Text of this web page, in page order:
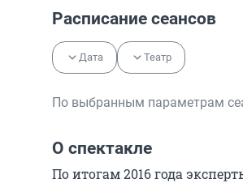
Расписание сеансов
Дата Театр
По выбранным параметрам
О спектакле
По итогам 2016 года